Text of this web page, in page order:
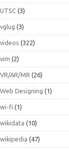
UTSC (3)
vglug (3)
videos (322)
vim (2)
VR/AR/MR (26)
Web Designing (1)
wi-fi (1)
wikidata (10)
wikipedia (47)